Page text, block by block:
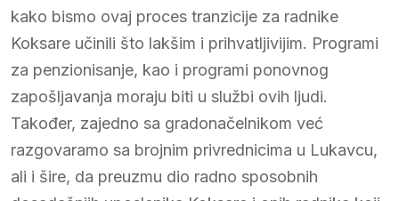
kako bismo ovaj proces tranzicije za radnike
Koksare učinili što lakšim i prihvatljivijim. Programi
za penzionisanje, kao i programi ponovnog
zapošljavanja moraju biti u službi ovih ljudi.
Također, zajedno sa gradonačelnikom već
razgovaramo sa brojnim privrednicima u Lukavcu,
ali i šire, da preuzmu dio radno sposobnih